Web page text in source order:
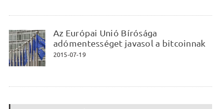
Az Európai Unió Bírósága
adómentességet javasol a bitcoinnak
2015-07-19